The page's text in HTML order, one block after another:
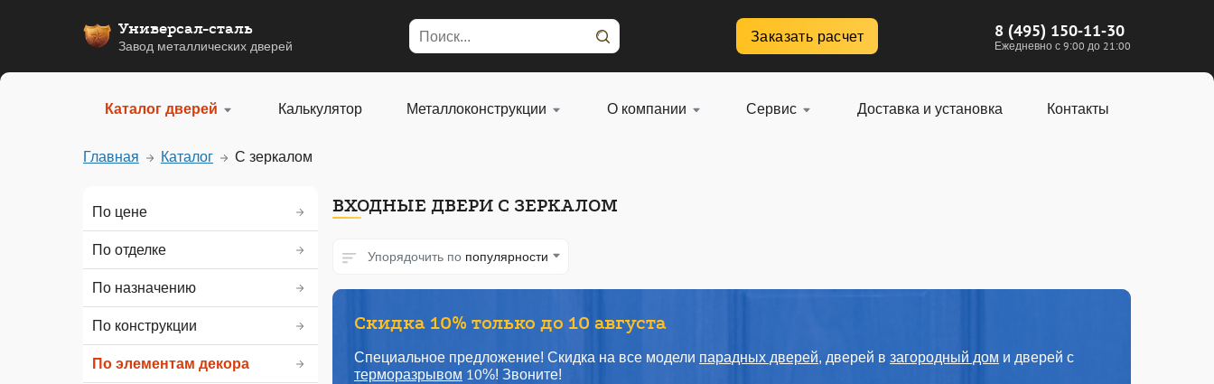
Универсал-сталь
Завод металлических дверей
Заказать расчет 8 (495) 150-11-30
Ежедневно с 9:00 до 21:00
Каталог дверей Калькулятор Металлоконструкции О компании Сервис Доставка и установка Контакты
Главная Каталог С зеркалом
По цене
По отделке
По назначению
По конструкции
По элементам декора
ВХОДНЫЕ ДВЕРИ С ЗЕРКАЛОМ
Упорядочить по популярности
Скидка 10% только до 10 августа
Специальное предложение! Скидка на все модели парадных дверей, дверей в загородный дом и дверей с
терморазрывом 10%! Звоните!